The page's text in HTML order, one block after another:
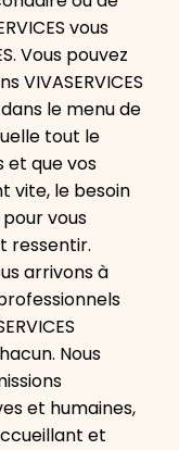
vous
Vous pouvez
VIVASERVICES
le menu de
tout le
et que vos
vite, le besoin
vous
ressentir.
arrivons à
Nous
et humaines,
et